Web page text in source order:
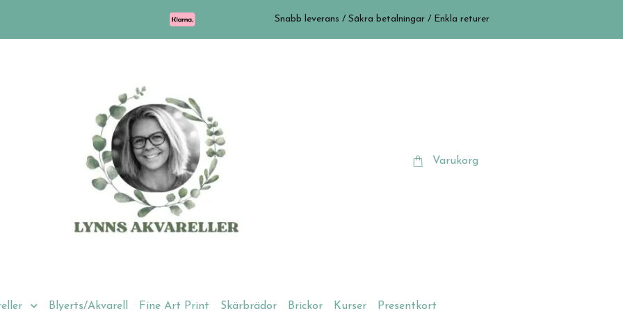
Snabb leverans / Säkra betalningar / Enkla returer
Varukorg
Blyerts/Akvarell Fine Art Print Skärbrädor Brickor Kurser Presentkort